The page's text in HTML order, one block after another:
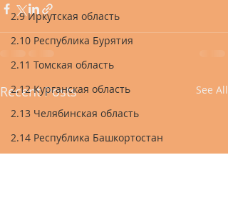
2.9 Иркутская область
2.10 Республика Бурятия
2.11 Томская область
2.12 Курганская область
2.13 Челябинская область
2.14 Республика Башкортостан
Recent Posts See All